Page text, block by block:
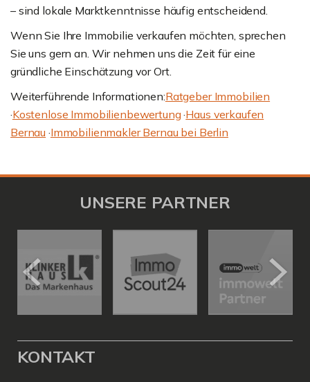
– sind lokale Marktkenntnisse häufig entscheidend.
Wenn Sie Ihre Immobilie verkaufen möchten, sprechen
Sie uns gern an. Wir nehmen uns die Zeit für eine
gründliche Einschätzung vor Ort.
Weiterführende Informationen:Ratgeber Immobilien
·Kostenlose Immobilienbewertung·Haus verkaufen
Bernau ·Immobilienmakler Bernau bei Berlin
UNSERE PARTNER
KONTAKT